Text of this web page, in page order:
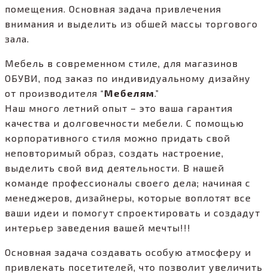
помещения. Основная задача привлечения
внимания и выделить из обшей массы торгового
зала.
Мебель в современном стиле, для магазинов
ОБУВИ, под заказ по индивидуальному дизайну
от производителя “Мебелям .”
Наш много летний опыт – это ваша гарантия
качества и долговечности мебели. С помощью
корпоративного стиля можно придать свой
неповторимый образ, создать настроение,
выделить свой вид деятельности. В нашей
команде профессионалы своего дела; начиная с
менеджеров, дизайнеры, которые воплотят все
ваши идеи и помогут спроектировать и создадут
интерьер заведения вашей мечты!!!
Основная задача создавать особую атмосферу и
привлекать посетителей, что позволит увеличить